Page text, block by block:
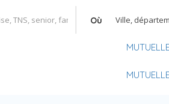
Où